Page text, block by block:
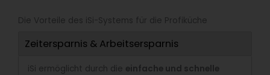
Die Vorteile des iSi-Systems für die Profiküche
Zeitersparnis & Arbeitsersparnis
iSi ermöglicht durch die einfache und schnelle